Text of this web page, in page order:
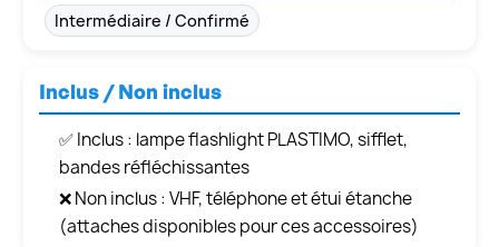
Intermédiaire / Confirmé
Inclus / Non inclus
✅ Inclus : lampe flashlight PLASTIMO, sifflet,
bandes réfléchissantes
❌ Non inclus : VHF, téléphone et étui étanche
(attaches disponibles pour ces accessoires)